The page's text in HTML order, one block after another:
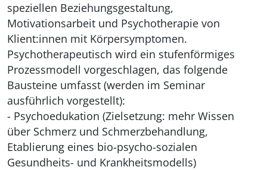
speziellen Beziehungsgestaltung,
Motivationsarbeit und Psychotherapie von
Klient:innen mit Körpersymptomen.
Psychotherapeutisch wird ein stufenförmiges
Prozessmodell vorgeschlagen, das folgende
Bausteine umfasst (werden im Seminar
ausführlich vorgestellt):
- Psychoedukation (Zielsetzung: mehr Wissen
über Schmerz und Schmerzbehandlung,
Etablierung eines bio-psycho-sozialen
Gesundheits- und Krankheitsmodells)